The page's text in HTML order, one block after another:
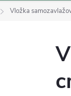
Vložka